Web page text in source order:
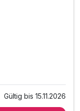
Gültig bis 15.11.2026